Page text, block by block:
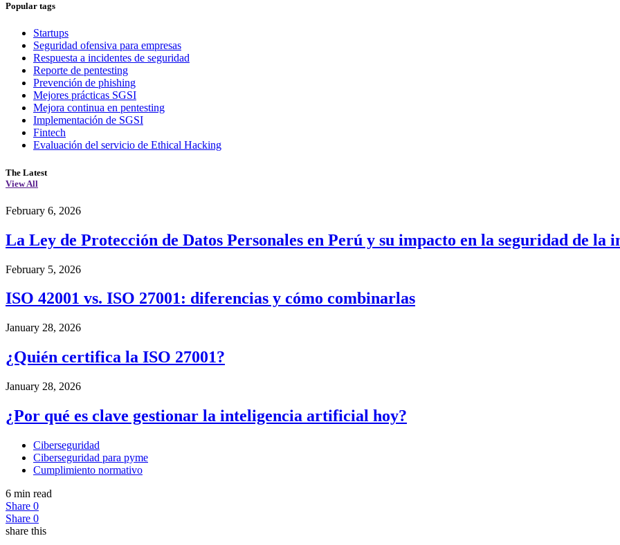
Popular tags
Startups
Seguridad ofensiva para empresas
Respuesta a incidentes de seguridad
Reporte de pentesting
Prevención de phishing
Mejores prácticas SGSI
Mejora continua en pentesting
Implementación de SGSI
Fintech
Evaluación del servicio de Ethical Hacking
The Latest
View All
February 6, 2026
La Ley de Protección de Datos Personales en Perú y su impacto en la seguridad de la
February 5, 2026
ISO 42001 vs. ISO 27001: diferencias y cómo combinarlas
January 28, 2026
¿Quién certifica la ISO 27001?
January 28, 2026
¿Por qué es clave gestionar la inteligencia artificial hoy?
Ciberseguridad
Ciberseguridad para pyme
Cumplimiento normativo
6 min read
Share 0
Share 0
share this